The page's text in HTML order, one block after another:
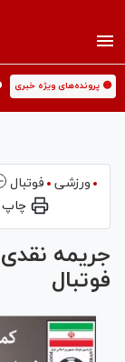
🟡 پرونده‌های ویژه خبری
ورزشی فوتبال
چاپ
جریمه
فوتبال